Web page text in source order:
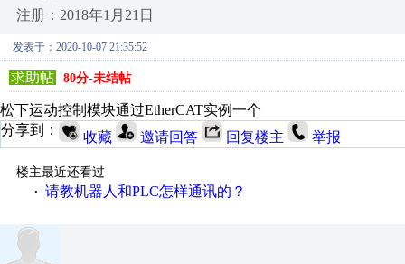
注册：2018年1月21日
发表于：2020-10-07 21:35:52
求助帖 80分-未结帖
松下运动控制模块通过EtherCAT实例一个
分享到：
收藏 邀请回答 回复楼主 举报
楼主最近还看过
· 请教机器人和PLC怎样通讯的？